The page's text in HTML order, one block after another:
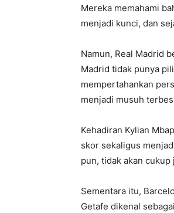
Mereka memahami
menjadi kunci, dan
Namun, Real Madrid
Madrid tidak punya
mempertahankan
menjadi musuh
Kehadiran Kylian
skor sekaligus
pun, tidak akan
Sementara itu,
Getafe dikenal